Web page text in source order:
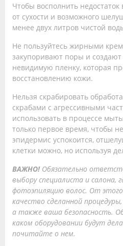
Чтобы восполнить недостаток
от сухости и возможного
менее двух литров чистой
Не пользуйтесь жирными
закупоривают поры и
невидимую пленку, которая
восстановлению кожи.
Нельзя скрабировать
скрабами с агрессивными
использовать в процессе
только первое время, чтобы
эпидермис успокоится,
клетки можно, но используя
ВАЖНО!Обязательно
выбору специалиста и салона,
фотоэпиляцию волос. От
качество сделанной
а также ваша безопасность.
каком оборудовании будут
почитайте о нем.